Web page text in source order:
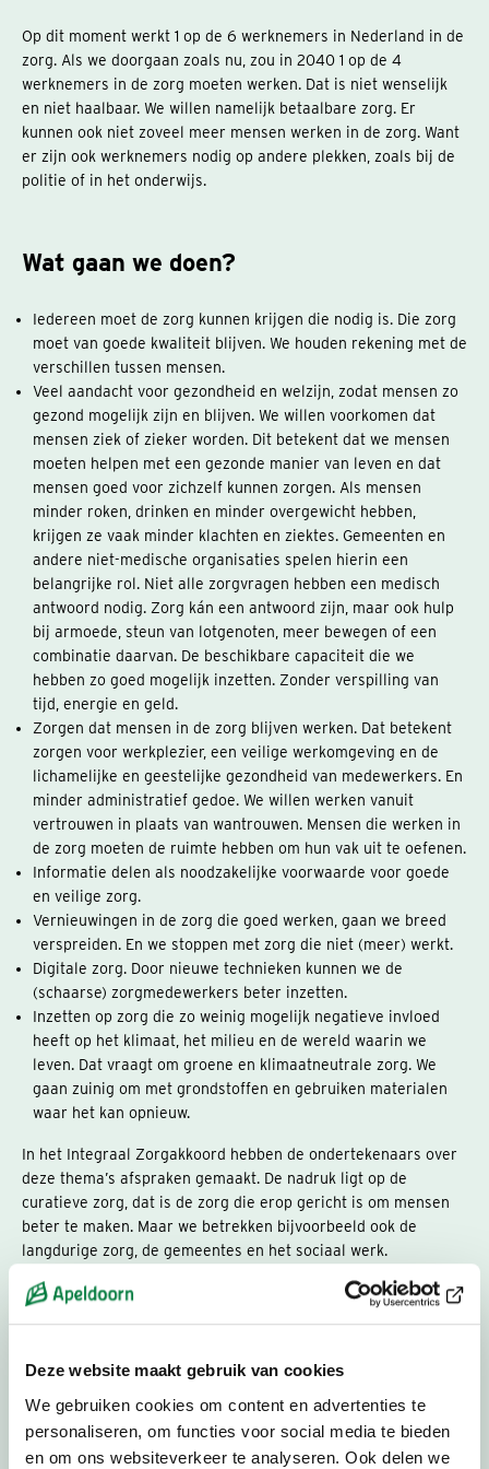
Deze website maakt gebruik van cookies
We gebruiken cookies om content en advertenties te
personaliseren, om functies voor social media te bieden
en om ons websiteverkeer te analyseren. Ook delen we
Op dit moment werkt 1 op de 6 werknemers in Nederland in de
zorg. Als we doorgaan zoals nu, zou in 2040 1 op de 4
werknemers in de zorg moeten werken. Dat is niet wenselijk
en niet haalbaar. We willen namelijk betaalbare zorg. Er
kunnen ook niet zoveel meer mensen werken in de zorg. Want
er zijn ook werknemers nodig op andere plekken, zoals bij de
politie of in het onderwijs.
Wat gaan we doen?
Iedereen moet de zorg kunnen krijgen die nodig is. Die zorg
moet van goede kwaliteit blijven. We houden rekening met de
verschillen tussen mensen.
Veel aandacht voor gezondheid en welzijn, zodat mensen zo
gezond mogelijk zijn en blijven. We willen voorkomen dat
mensen ziek of zieker worden. Dit betekent dat we mensen
moeten helpen met een gezonde manier van leven en dat
mensen goed voor zichzelf kunnen zorgen. Als mensen
minder roken, drinken en minder overgewicht hebben,
krijgen ze vaak minder klachten en ziektes. Gemeenten en
andere niet-medische organisaties spelen hierin een
belangrijke rol. Niet alle zorgvragen hebben een medisch
antwoord nodig. Zorg kán een antwoord zijn, maar ook hulp
bij armoede, steun van lotgenoten, meer bewegen of een
combinatie daarvan. De beschikbare capaciteit die we
hebben zo goed mogelijk inzetten. Zonder verspilling van
tijd, energie en geld.
Zorgen dat mensen in de zorg blijven werken. Dat betekent
zorgen voor werkplezier, een veilige werkomgeving en de
lichamelijke en geestelijke gezondheid van medewerkers. En
minder administratief gedoe. We willen werken vanuit
vertrouwen in plaats van wantrouwen. Mensen die werken in
de zorg moeten de ruimte hebben om hun vak uit te oefenen.
Informatie delen als noodzakelijke voorwaarde voor goede
en veilige zorg.
Vernieuwingen in de zorg die goed werken, gaan we breed
verspreiden. En we stoppen met zorg die niet (meer) werkt.
Digitale zorg. Door nieuwe technieken kunnen we de
(schaarse) zorgmedewerkers beter inzetten.
Inzetten op zorg die zo weinig mogelijk negatieve invloed
heeft op het klimaat, het milieu en de wereld waarin we
leven. Dat vraagt om groene en klimaatneutrale zorg. We
gaan zuinig om met grondstoffen en gebruiken materialen
waar het kan opnieuw.
In het Integraal Zorgakkoord hebben de ondertekenaars over
deze thema’s afspraken gemaakt. De nadruk ligt op de
curatieve zorg, dat is de zorg die erop gericht is om mensen
beter te maken. Maar we betrekken bijvoorbeeld ook de
langdurige zorg, de gemeentes en het sociaal werk.
We willen passende zorg en ondersteuning voor iedereen. Dit
betekent het volgende: :
Passende zorg is aantoonbaar het beste voor de patiënt.
Mensen, geld en materialen worden nuttig ingezet.
Passende zorg gebeurt met en rondom de patiënt.